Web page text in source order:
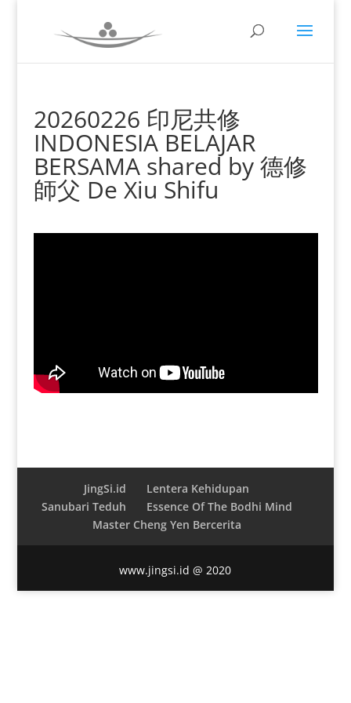
20260226 印尼共修
INDONESIA BELAJAR
BERSAMA shared by 德修
師父 De Xiu Shifu
JingSi.id
Lentera Kehidupan
Sanubari Teduh
Essence Of The Bodhi Mind
Master Cheng Yen Bercerita
www.jingsi.id @ 2020